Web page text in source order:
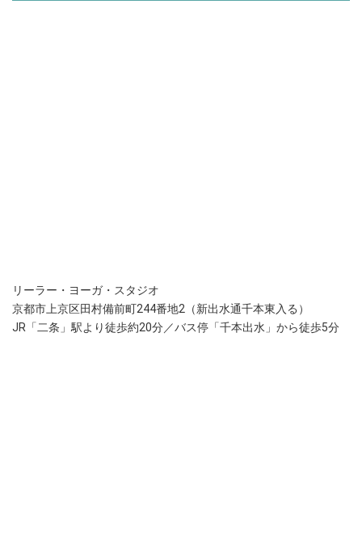
リーラー・ヨーガ・スタジオ
京都市上京区田村備前町244番地2（新出水通千本東入る）
JR「二条」駅より徒歩約20分／バス停「千本出水」から徒歩5分